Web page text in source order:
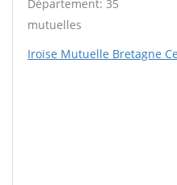
Département: 35
mutuelles
Iroise Mutuelle Bretagne